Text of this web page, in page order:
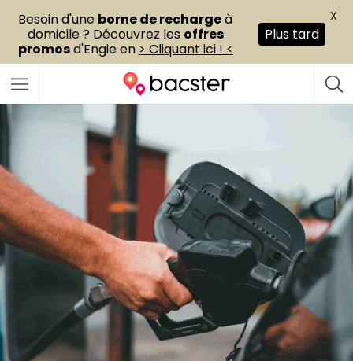
Besoin d'une borne de rechargeà
domicile ? Découvrez les offres
promosd'Engie en > Cliquant ici ! <
Plus tard
X